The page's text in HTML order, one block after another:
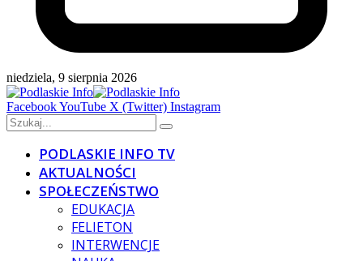
niedziela, 9 sierpnia 2026
FacebookYouTube X (Twitter) Instagram
PODLASKIE INFO TV
AKTUALNOŚCI
SPOŁECZEŃSTWO
EDUKACJA
FELIETON
INTERWENCJE